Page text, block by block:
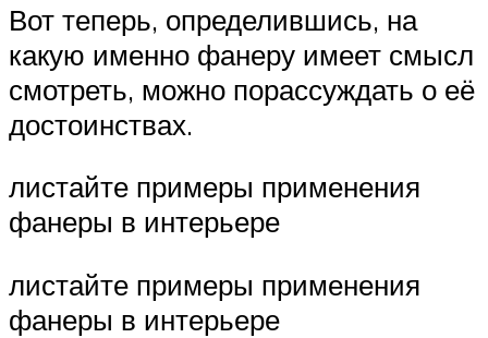
Вот теперь, определившись, на
какую именно фанеру имеет смысл
смотреть, можно порассуждать о её
достоинствах.
листайте примеры применения
фанеры в интерьере
листайте примеры применения
фанеры в интерьере